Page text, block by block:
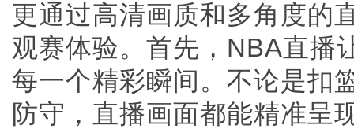
更通过高清画质和多角度的
观赛体验。首先，NBA直播
每一个精彩瞬间。不论是扣
防守，直播画面都能精准呈